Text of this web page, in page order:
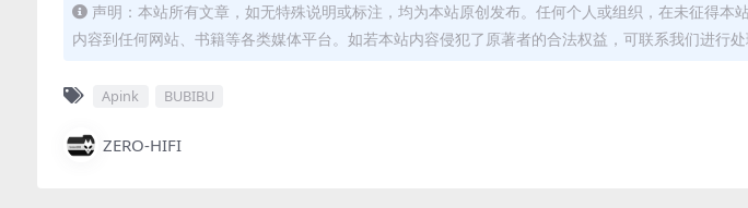
声明：本站所有文章，如无特殊说明或标注，均为本站原创发布。任何个人或组织，在未征得本
内容到任何网站、书籍等各类媒体平台。如若本站内容侵犯了原著者的合法权益，可联系我们进行处
Apink BUBIBU
ZERO-HIFI